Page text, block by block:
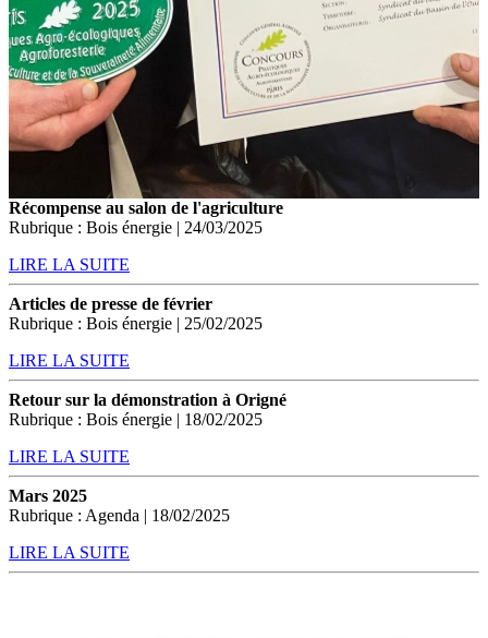
Récompense au salon de l'agriculture
Rubrique : Bois énergie | 24/03/2025
LIRE LA SUITE
Articles de presse de février
Rubrique : Bois énergie | 25/02/2025
LIRE LA SUITE
Retour sur la démonstration à Origné
Rubrique : Bois énergie | 18/02/2025
LIRE LA SUITE
Mars 2025
Rubrique : Agenda | 18/02/2025
LIRE LA SUITE